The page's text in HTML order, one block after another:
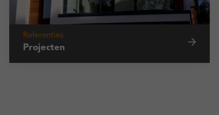
Referenties
Projecten